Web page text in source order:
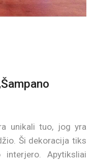
unikali tuo, jog yra
Ši dekoracija tiks
Apytiksliai